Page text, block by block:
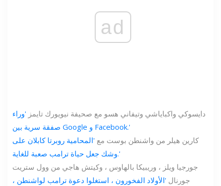
ad
دايسوكي واكباياشي وتيفاني هسو مع صحيفة نيويورك تايمز 'وراء
صفقة سرية بين Google و Facebook.'
كارين هيلر من واشنطن بوست مع 'المحامية روبرتا كابلان على
وشك جعل حياة ترامب صعبة للغاية.'
جورجيا ويلز ، وريبيكا بالهاوس ، وكيتش هاجي من وول ستريت
جورنال 'الأولاد الفخورون ، استغلوا دعوة ترامب لواشنطن ،